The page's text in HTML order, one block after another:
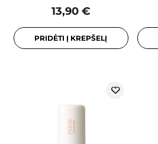
13,90 €
PRIDĖTI Į KREPŠELĮ